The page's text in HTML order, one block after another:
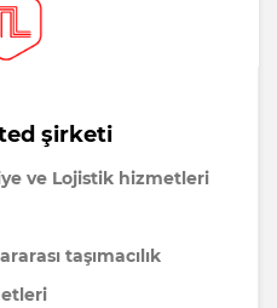
şirketi
ve Lojistik hizmetleri
taşımacılık